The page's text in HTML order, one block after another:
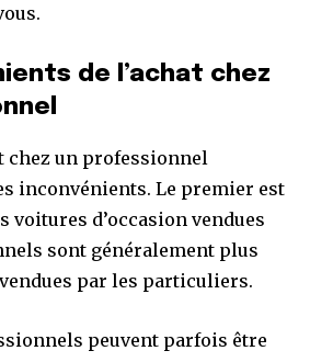
de l’achat chez
chez un professionnel
inconvénients. Le premier est
voitures d’occasion vendues
sont généralement plus
par les particuliers.
peuvent parfois être